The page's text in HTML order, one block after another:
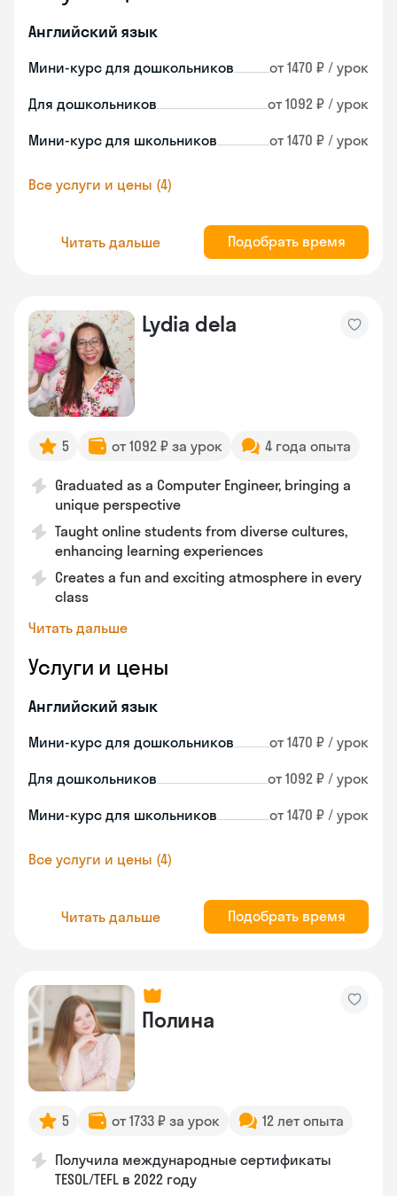
Английский язык
Мини-курс для дошкольников от 1470 ₽ / урок
Для дошкольников от 1092 ₽ / урок
Мини-курс для школьников от 1470 ₽ / урок
Все услуги и цены (4)
Читать дальше Подобрать время
Lydia dela
5 от 1092 ₽ за урок 4 года опыта
Graduated as a Computer Engineer, bringing a
unique perspective
Taught online students from diverse cultures,
enhancing learning experiences
Creates a fun and exciting atmosphere in every
class
Читать дальше
Услуги и цены
Английский язык
Мини-курс для дошкольников от 1470 ₽ / урок
Для дошкольников от 1092 ₽ / урок
Мини-курс для школьников от 1470 ₽ / урок
Все услуги и цены (4)
Читать дальше Подобрать время
Полина
5 от 1733 ₽ за урок 12 лет опыта
Получила международные сертификаты
TESOL/TEFL в 2022 году